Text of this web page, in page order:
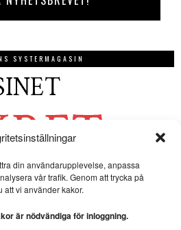
din användarupplevelse, anpassa
vår trafik. Genom att trycka på
att vi använder kakor.
är nödvändiga för inloggning.
SYSTERMAGASIN